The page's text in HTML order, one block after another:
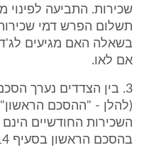
שכירות. התביעה
תשלום הפרש דמי
בשאלה האם מגיעים
אם לאו.
(להלן - "ההסכם